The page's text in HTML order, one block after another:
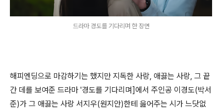
드라마 경도를 기다리며 한 장면
해피엔딩으로 마감하기는 했지만 지독한 사랑, 애끓는 사랑, 그 끝
간 데를 보여준 드라마 '경도를 기다리며]에서 주인공 이경도(박서
준)가 그 애끓는 사랑 서지우(원지안)한테 읊어주는 시가 느닷없